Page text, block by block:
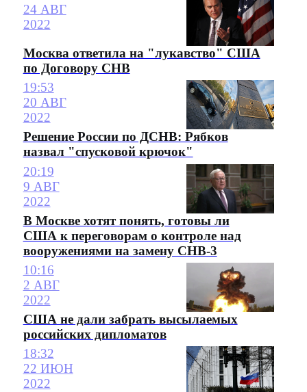
24 АВГ
2022
Москва ответила на "лукавство" США
по Договору СНВ
19:53
20 АВГ
2022
Решение России по ДСНВ: Рябков
назвал "спусковой крючок"
20:19
9 АВГ
2022
В Москве хотят понять, готовы ли
США к переговорам о контроле над
вооружениями на замену СНВ-3
10:16
2 АВГ
2022
США не дали забрать высылаемых
российских дипломатов
18:32
22 ИЮН
2022